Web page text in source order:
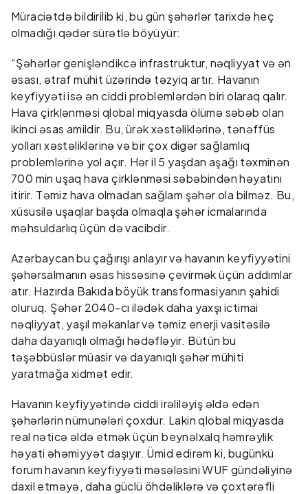
Müraciətdə bildirilib ki, bu gün şəhərlər tarixdə heç
olmadığı qədər sürətlə böyüyür:
“Şəhərlər genişləndikcə infrastruktur, nəqliyyat və ən
əsası, ətraf mühit üzərində təzyiq artır. Havanın
keyfiyyəti isə ən ciddi problemlərdən biri olaraq qalır.
Hava çirklənməsi qlobal miqyasda ölümə səbəb olan
ikinci əsas amildir. Bu, ürək xəstəliklərinə, tənəffüs
yolları xəstəliklərinə və bir çox digər sağlamlıq
problemlərinə yol açır. Hər il 5 yaşdan aşağı təxminən
700 min uşaq hava çirklənməsi səbəbindən həyatını
itirir. Təmiz hava olmadan sağlam şəhər ola bilməz. Bu,
xüsusilə uşaqlar başda olmaqla şəhər icmalarında
məhsuldarlıq üçün də vacibdir.
Azərbaycan bu çağırışı anlayır və havanın keyfiyyətini
şəhərsalmanın əsas hissəsinə çevirmək üçün addımlar
atır. Hazırda Bakıda böyük transformasiyanın şahidi
oluruq. Şəhər 2040-cı ilədək daha yaxşı ictimai
nəqliyyat, yaşıl məkanlar və təmiz enerji vasitəsilə
daha dayanıqlı olmağı hədəfləyir. Bütün bu
təşəbbüslər müasir və dayanıqlı şəhər mühiti
yaratmağa xidmət edir.
Havanın keyfiyyətində ciddi irəliləyiş əldə edən
şəhərlərin nümunələri çoxdur. Lakin qlobal miqyasda
real nəticə əldə etmək üçün beynəlxalq həmrəylik
həyati əhəmiyyət daşıyır. Ümid edirəm ki, bugünkü
forum havanın keyfiyyəti məsələsini WUF gündəliyinə
daxil etməyə, daha güclü öhdəliklərə və çoxtərəfli